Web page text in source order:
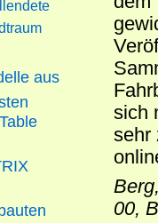
sich
sehr
00,
aus